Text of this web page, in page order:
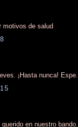
motivos de salud
¡Hasta nunca! Espe.
en nuestro bando.